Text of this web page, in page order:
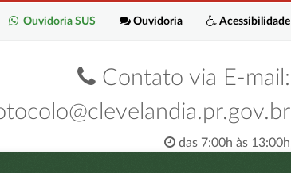
Acessibilidade
Ouvidoria
Ouvidoria SUS
Contato via E-mail:
das 7:00h às 13:00h